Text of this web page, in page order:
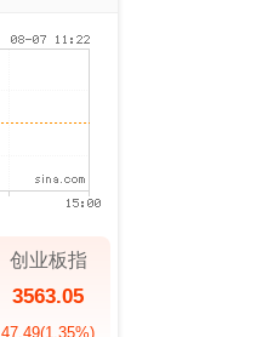
创业板指
3563.05
47.49(1.35%)